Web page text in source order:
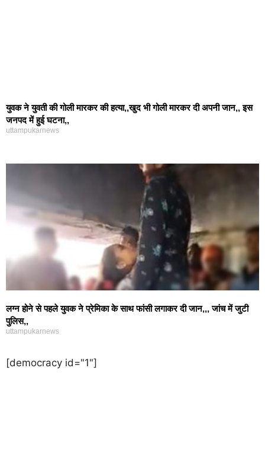
युवक ने युवती की गोली मारकर की हत्या,,खुद भी गोली मारकर दी अपनी जान,, इस
जनपद में हुई घटना,,
uttampukarnews
लग्न होने से पहले युवक ने प्रेमिका के साथ फांसी लगाकर दी जान,,, जांच में जुटी
पुलिस,,
uttampukarnews
[democracy id="1"]